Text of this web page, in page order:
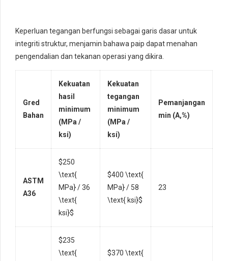
Keperluan tegangan berfungsi sebagai garis dasar untuk
integriti struktur, menjamin bahawa paip dapat menahan
pengendalian dan tekanan operasi yang dikira.
Gred
Bahan
Kekuatan
hasil
minimum
(MPa /
ksi)
Kekuatan
tegangan
minimum
(MPa /
ksi)
Pemanjangan
min (A,%)
ASTM
A36
$250
\text{
MPa} / 36
\text{
ksi}$
$400 \text{
MPa} / 58
\text{ ksi}$
23
$235
\text{
$370 \text{